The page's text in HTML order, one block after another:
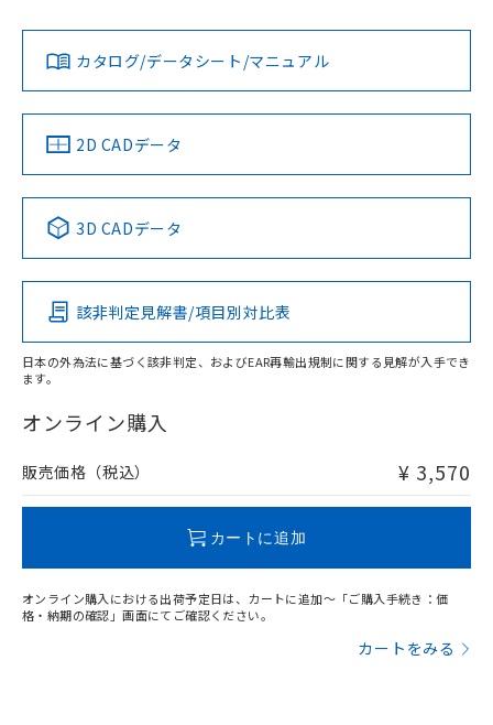
ダウンロードデータをご利用いただく前に、以下を必ずお読
みください。
ソフトウェアの使用条件
対応済み
中国 RoHS 注意事項・凡例
Pb Hg Cd Cr(VI)
O
在庫等で未対応品が混在する可能性があります。
問い合わせください。
カタログ/データシート/マニュアル
2D CADデータ
3D CADデータ
該非判定見解書/項目別対比表
日本の外為法に基づく該非判定、およびEAR再輸出規制に関する見解が入手でき
ます。
オンライン購入
販売価格（税込） ¥ 3,570
カートに追加
オンライン購入における出荷予定日は、カートに追加～「ご購入手続き：価
格・納期の確認」画面にてご確認ください。
カートをみる